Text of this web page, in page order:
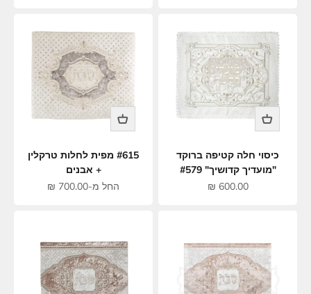
כיסוי חלה קטיפה ברוקד
"מועדיך קדושיך" #579
מחיר מבצע
600.00 ₪
#615 מפית לחלות טרקלין
+ אבנים
מחיר מבצע
החל מ-700.00 ₪